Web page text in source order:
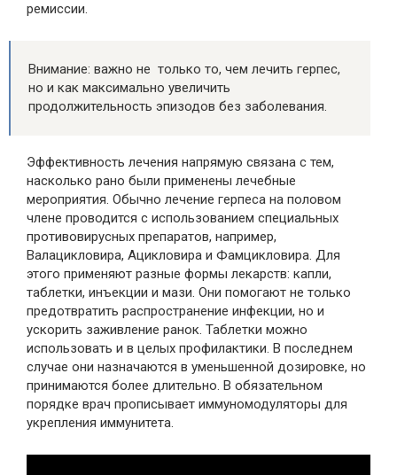
ремиссии.
Внимание: важно не только то, чем лечить герпес,
но и как максимально увеличить
продолжительность эпизодов без заболевания.
Эффективность лечения напрямую связана с тем,
насколько рано были применены лечебные
мероприятия. Обычно лечение герпеса на половом
члене проводится с использованием специальных
противовирусных препаратов, например,
Валацикловира, Ацикловира и Фамцикловира. Для
этого применяют разные формы лекарств: капли,
таблетки, инъекции и мази. Они помогают не только
предотвратить распространение инфекции, но и
ускорить заживление ранок. Таблетки можно
использовать и в целых профилактики. В последнем
случае они назначаются в уменьшенной дозировке, но
принимаются более длительно. В обязательном
порядке врач прописывает иммуномодуляторы для
укрепления иммунитета.